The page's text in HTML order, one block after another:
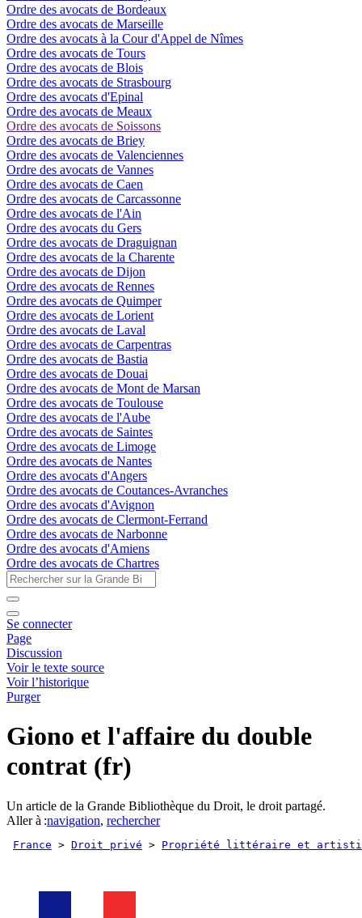
Ordre des avocats de Bordeaux
Ordre des avocats de Marseille
Ordre des avocats à la Cour d'Appel de Nîmes
Ordre des avocats de Tours
Ordre des avocats de Blois
Ordre des avocats de Strasbourg
Ordre des avocats d'Epinal
Ordre des avocats de Meaux
Ordre des avocats de Soissons
Ordre des avocats de Briey
Ordre des avocats de Valenciennes
Ordre des avocats de Vannes
Ordre des avocats de Caen
Ordre des avocats de Carcassonne
Ordre des avocats de l'Ain
Ordre des avocats du Gers
Ordre des avocats de Draguignan
Ordre des avocats de la Charente
Ordre des avocats de Dijon
Ordre des avocats de Rennes
Ordre des avocats de Quimper
Ordre des avocats de Lorient
Ordre des avocats de Laval
Ordre des avocats de Carpentras
Ordre des avocats de Bastia
Ordre des avocats de Douai
Ordre des avocats de Mont de Marsan
Ordre des avocats de Toulouse
Ordre des avocats de l'Aube
Ordre des avocats de Saintes
Ordre des avocats de Limoge
Ordre des avocats de Nantes
Ordre des avocats d'Angers
Ordre des avocats de Coutances-Avranches
Ordre des avocats d'Avignon
Ordre des avocats de Clermont-Ferrand
Ordre des avocats de Narbonne
Ordre des avocats d'Amiens
Ordre des avocats de Chartres
Se connecter
Page
Discussion
Voir le texte source
Voir l’historique
Purger
Giono et l'affaire du double
contrat (fr)
Un article de la Grande Bibliothèque du Droit, le droit partagé.
Aller à :navigation, rechercher
France > Droit privé > Propriété littéraire et